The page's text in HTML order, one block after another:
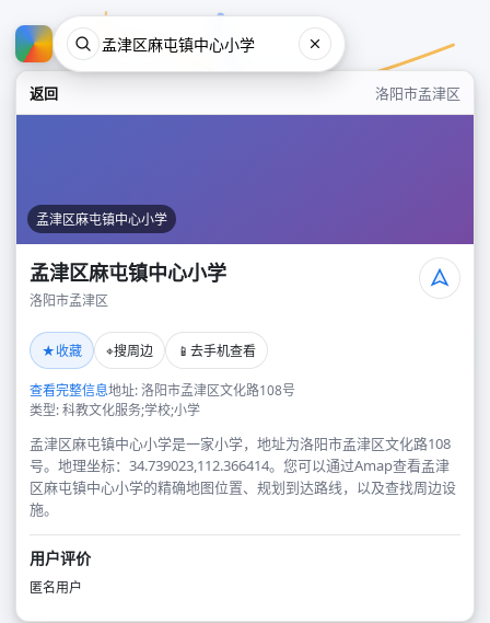
返回 洛阳市孟津区
孟津区麻屯镇中心小学
孟津区麻屯镇中心小学
洛阳市孟津区
★收藏 ⌖搜周边 📱 去手机查看
查看完整信息地址: 洛阳市孟津区文化路108号
类型: 科教文化服务;学校;小学
孟津区麻屯镇中心小学是一家小学，地址为洛阳市孟津区文化路108
号。地理坐标：34.739023,112.366414。您可以通过Amap查看孟津
区麻屯镇中心小学的精确地图位置、规划到达路线，以及查找周边设
施。
用户评价
匿名用户